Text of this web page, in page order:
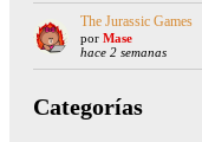
The Jurassic Games
por Mase
hace 2 semanas
Categorías